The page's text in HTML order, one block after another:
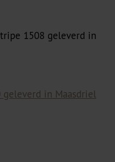
1508 geleverd in